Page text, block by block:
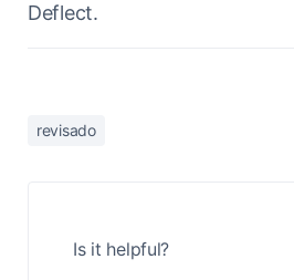
Deflect.
revisado
Is it helpful?